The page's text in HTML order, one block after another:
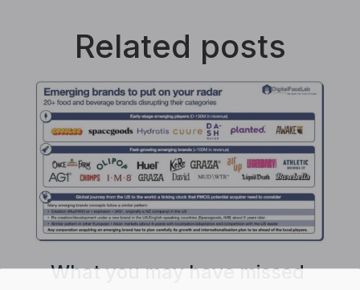
Related posts
What you may have missed